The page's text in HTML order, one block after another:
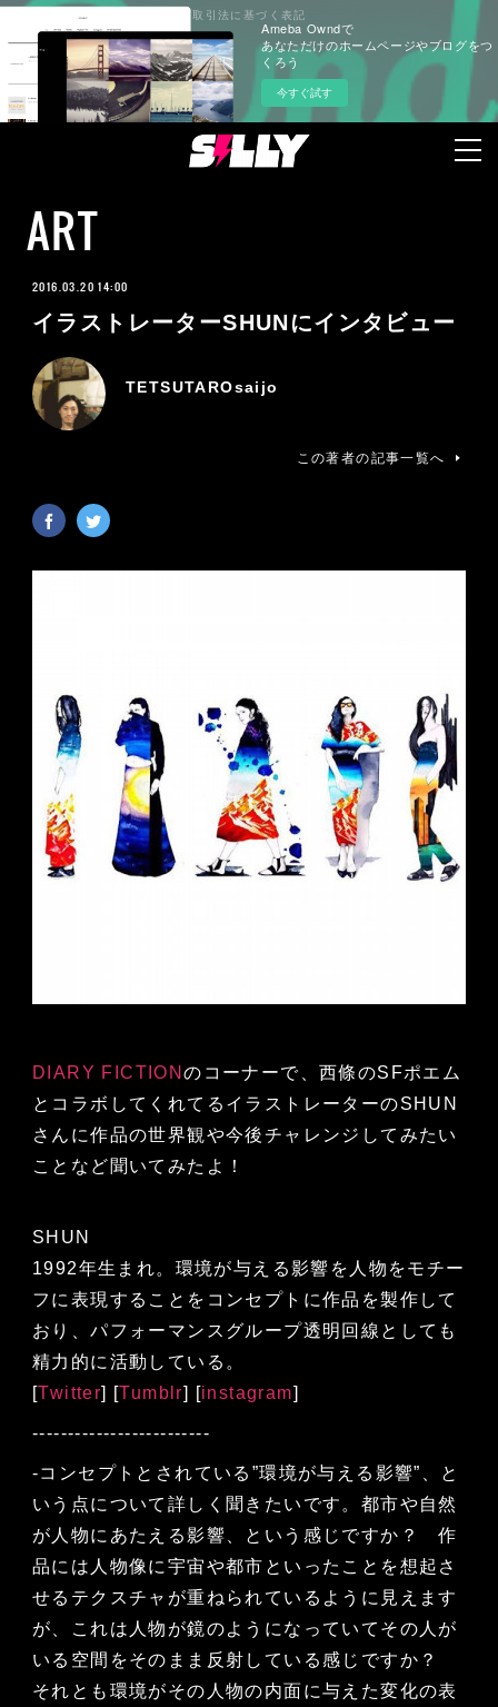
Ameba Owndで
あなただけのホームページやブログをつ
くろう
今すぐ試す
ART
2016.03.20 14:00
イラストレーターSHUNにインタビュー
TETSUTAROsaijo
この著者の記事一覧へ
DIARY FICTIONのコーナーで、西條のSFポエム
とコラボしてくれてるイラストレーターのSHUN
さんに作品の世界観や今後チャレンジしてみたい
ことなど聞いてみたよ！
SHUN
1992年生まれ。環境が与える影響を人物をモチー
フに表現することをコンセプトに作品を製作して
おり、パフォーマンスグループ透明回線としても
精力的に活動している。
[Twitter] [Tumblr] [instagram]
-------------------------
‐コンセプトとされている”環境が与える影響”、と
いう点について詳しく聞きたいです。都市や自然
が人物にあたえる影響、という感じですか？ 作
品には人物像に宇宙や都市といったことを想起さ
せるテクスチャが重ねられているように見えます
が、これは人物が鏡のようになっていてその人が
いる空間をそのまま反射している感じですか？
それとも環境がその人物の内面に与えた変化の表
プライバシーポリシー 特定商取引法に基づく表記